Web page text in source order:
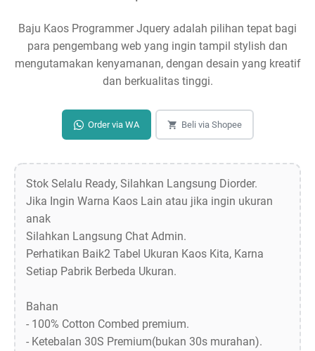
Baju Kaos Programmer Jquery adalah pilihan tepat bagi
para pengembang web yang ingin tampil stylish dan
mengutamakan kenyamanan, dengan desain yang kreatif
dan berkualitas tinggi.
Order via WA Beli via Shopee
Stok Selalu Ready, Silahkan Langsung Diorder.
Jika Ingin Warna Kaos Lain atau jika ingin ukuran
anak
Silahkan Langsung Chat Admin.
Perhatikan Baik2 Tabel Ukuran Kaos Kita, Karna
Setiap Pabrik Berbeda Ukuran.
Bahan
- 100% Cotton Combed premium.
- Ketebalan 30S Premium(bukan 30s murahan).